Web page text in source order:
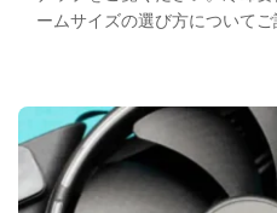
ームサイズの選び方についてご